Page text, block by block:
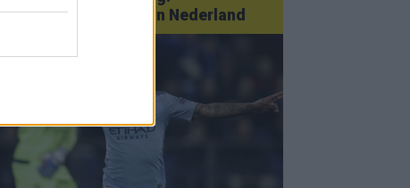
statementtransfers in Nederland